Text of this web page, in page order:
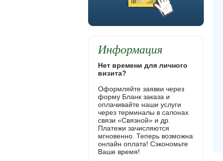
Информация
Нет времени для личного
визита?
Оформляйте заявки через
форму Бланк заказа и
оплачивайте наши услуги
через терминалы в салонах
связи «Связной» и др.
Платежи зачисляются
мгновенно. Теперь возможна
онлайн оплата! Сэкономьте
Ваше время!